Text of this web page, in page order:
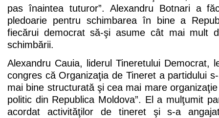
pas înaintea tuturor”. Alexandru Botnari a
pledoarie pentru schimbarea în bine a
fiecărui democrat să-şi asume cât mai mult
schimbării.
Alexandru Cauia, liderul Tineretului Democrat,
congres că Organizaţia de Tineret a partidului
mai bine structurată şi cea mai mare
politic din Republica Moldova”. El a mulţumit
acordat activităţilor de tineret şi s-a